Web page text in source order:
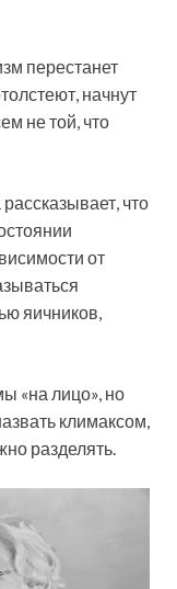
перестанет
начнут
не той, что
что
от
яичников,
«на лицо», но
климаксом,
разделять.